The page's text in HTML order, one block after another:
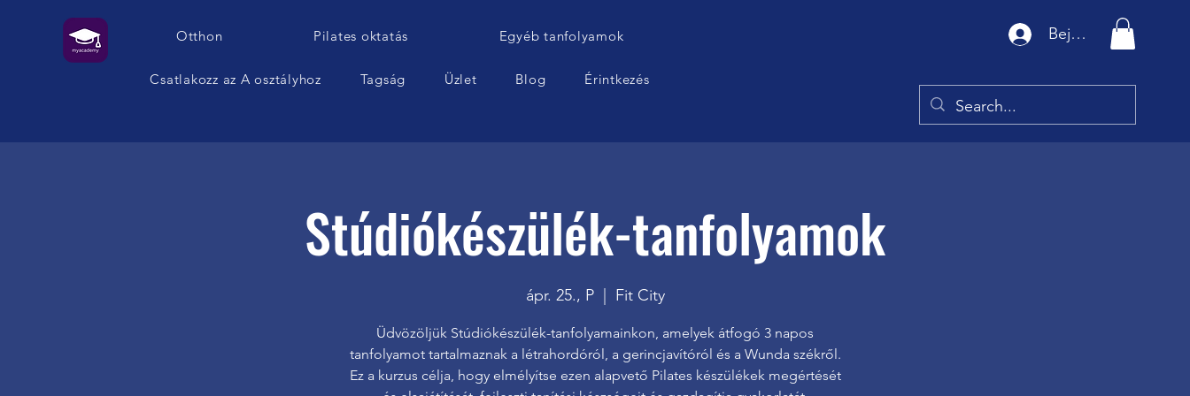
Otthon Pilates oktatás Egyéb tanfolyamok
Csatlakozz az A osztályhoz Tagság Üzlet Blog Érintkezés
Bejelentkezés
Stúdiókészülék-tanfolyamok
ápr. 25., P
  |
Fit City
Üdvözöljük Stúdiókészülék-tanfolyamainkon, amelyek átfogó 3 napos
tanfolyamot tartalmaznak a létrahordóról, a gerincjavítóról és a Wunda székről.
Ez a kurzus célja, hogy elmélyítse ezen alapvető Pilates készülékek megértését